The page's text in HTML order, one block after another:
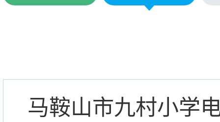
马鞍山市九村小学